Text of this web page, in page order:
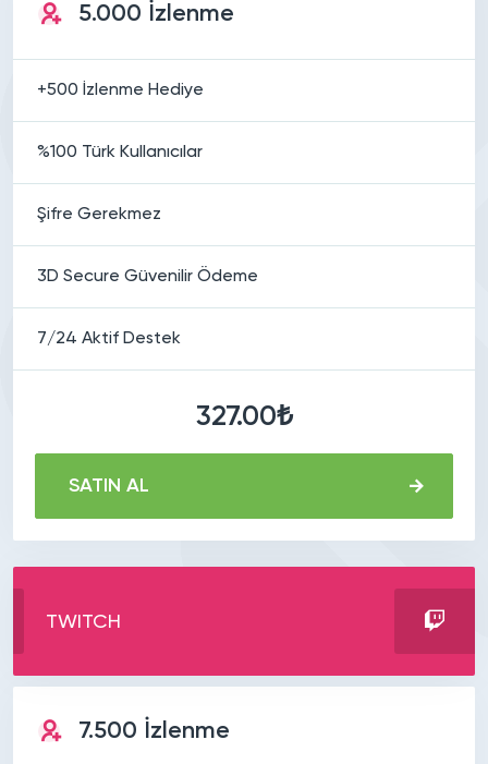
5.000 İzlenme
+500 İzlenme Hediye
%100 Türk Kullanıcılar
Şifre Gerekmez
3D Secure Güvenilir Ödeme
7/24 Aktif Destek
327.00₺
SATIN AL
TWITCH
7.500 İzlenme